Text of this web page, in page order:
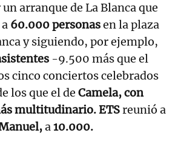
arranque de La Blanca que
60.000 personasen la plaza
y siguiendo, por ejemplo,
-9.500 más que el
cinco conciertos celebrados
los que el de Camela, con
multitudinario. ETSreunió a
a10.000.